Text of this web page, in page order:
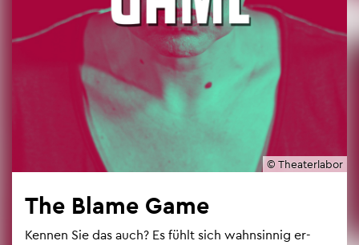
© Thea­ter­la­bor
The Blame Game
Ken­nen Sie das auch? Es fühlt sich wahn­sin­nig er­